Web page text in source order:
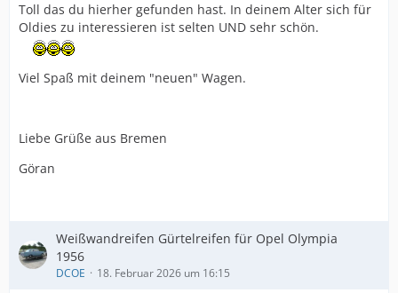
Toll das du hierher gefunden hast. In deinem Alter sich für
Oldies zu interessieren ist selten UND sehr schön.
Viel Spaß mit deinem "neuen" Wagen.
Liebe Grüße aus Bremen
Göran
Weißwandreifen Gürtelreifen für Opel Olympia
1956
DCOE 18. Februar 2026 um 16:15